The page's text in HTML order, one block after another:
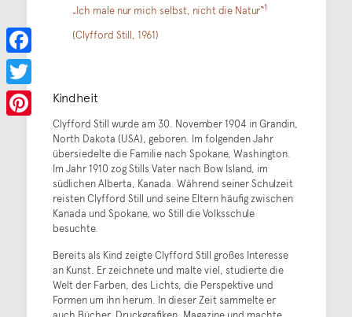
„Ich male nur mich selbst, nicht die Natur“1
(Clyfford Still, 1961)
Kindheit
Clyfford Still wurde am 30. November 1904 in Grandin,
North Dakota (USA), geboren. Im folgenden Jahr
übersiedelte die Familie nach Spokane, Washington.
Im Jahr 1910 zog Stills Vater nach Bow Island, im
südlichen Alberta, Kanada. Während seiner Schulzeit
reisten Clyfford Still und seine Eltern häufig zwischen
Kanada und Spokane, wo Still die Volksschule
besuchte.
Bereits als Kind zeigte Clyfford Still großes Interesse
an Kunst. Er zeichnete und malte viel, studierte die
Welt der Farben, des Lichts, die Perspektive und
Formen um ihn herum. In dieser Zeit sammelte er
Facebook
Twitter